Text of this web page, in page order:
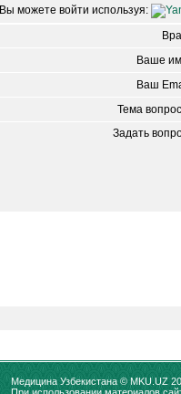
Вы можете войти используя:
Ваше
Ваш
Тема
Задать
Медицина Узбекистана © MKU.UZ